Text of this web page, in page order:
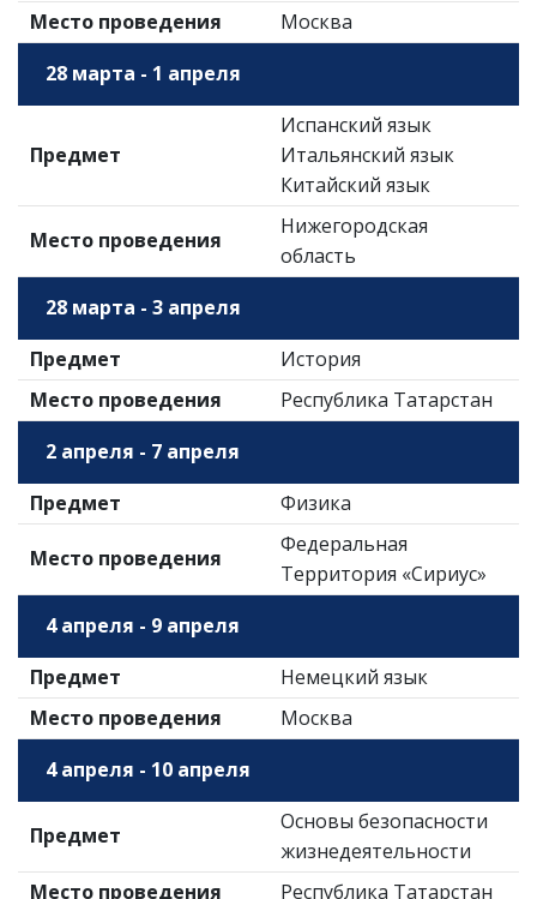
Место проведения
Москва
28 марта - 1 апреля
Предмет
Испанский язык
Итальянский язык
Китайский язык
Место проведения
Нижегородская
область
28 марта - 3 апреля
Предмет
История
Место проведения
Республика Татарстан
2 апреля - 7 апреля
Предмет
Физика
Место проведения
Федеральная
Территория «Сириус»
4 апреля - 9 апреля
Предмет
Немецкий язык
Место проведения
Москва
4 апреля - 10 апреля
Предмет
Основы безопасности
жизнедеятельности
Место проведения
Республика Татарстан